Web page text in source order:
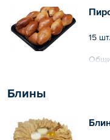
15 шт.
Блины